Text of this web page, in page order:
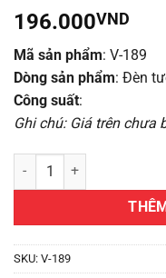
196.000VND
Mã sản phẩm: V-189
Dòng sản phẩm: Đèn
Công suất:
Ghi chú: Giá trên chưa
Đèn tường trang trí V-189
SKU: V-189